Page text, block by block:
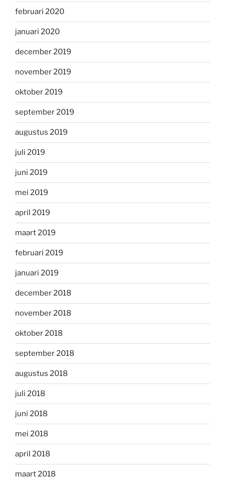
februari 2020
januari 2020
december 2019
november 2019
oktober 2019
september 2019
augustus 2019
juli 2019
juni 2019
mei 2019
april 2019
maart 2019
februari 2019
januari 2019
december 2018
november 2018
oktober 2018
september 2018
augustus 2018
juli 2018
juni 2018
mei 2018
april 2018
maart 2018